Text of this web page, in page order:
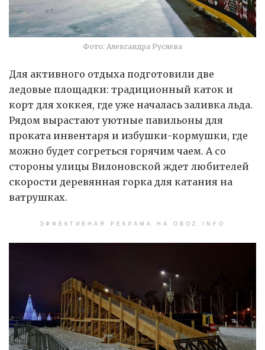
Фото: Александра Русяева
Для активного отдыха подготовили две
ледовые площадки: традиционный каток и
корт для хоккея, где уже началась заливка льда.
Рядом вырастают уютные павильоны для
проката инвентаря и избушки-кормушки, где
можно будет согреться горячим чаем. А со
стороны улицы Вилоновской ждет любителей
скорости деревянная горка для катания на
ватрушках.
ЭФФЕКТИВНАЯ РЕКЛАМА НА OBOZ.INFO